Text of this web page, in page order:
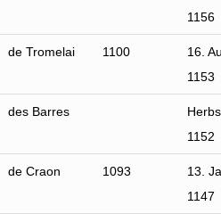
1156
de Tromelai 1100
16.
1153
des Barres
1152
de Craon 1093
13.
1147